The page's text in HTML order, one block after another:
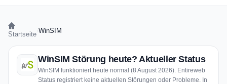
Startseite WinSIM
WinSIM Störung heute? Aktueller Status
WinSIM funktioniert heute normal (8 August 2026). Entireweb
Status registriert keine aktuellen Störungen oder Probleme. In